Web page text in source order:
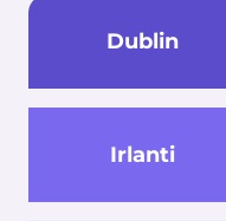
Dublin
Irlanti